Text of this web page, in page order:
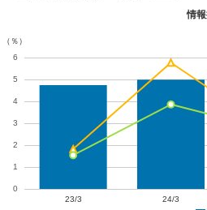
聴器の好調が業績を牽引し、
情